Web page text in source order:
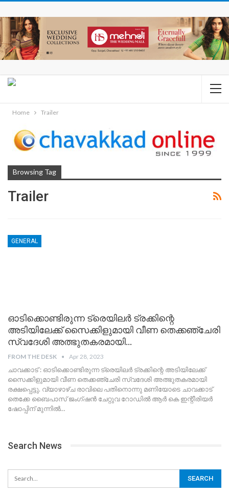
Home Trailer
Browsing Tag
Trailer
GENERAL
ഓടിക്കൊണ്ടിരുന്ന ട്രെയിലർ ട്രക്കിന്റെ
അടിയിലേക്ക് സൈക്കിളുമായി വീണ തെക്കഞ്ചേരി
സ്വദേശി അത്ഭുതകരമായി…
FROM THE DESK Apr 28, 2023
ചാവക്കാട് : ഓടിക്കൊണ്ടിരുന്ന ട്രെയിലർ ട്രക്കിന്റെ അടിയിലേക്ക്
സൈക്കിളുമായി വീണ തെക്കഞ്ചേരി സ്വദേശി അത്ഭുതകരമായി
രക്ഷപ്പെട്ടു. വ്യാഴാഴ്‌ച രാവിലെ പതിനൊന്നു മണിയോടെ ചാവക്കാട്
തെക്കേ ബൈപാസ് ജംഗ്ഷൻ ചേറ്റുവ റോഡിൽ ആർ കെ ഇന്റീരിയർ
ഷോപ്പിന് മുന്നിൽ…
Search News